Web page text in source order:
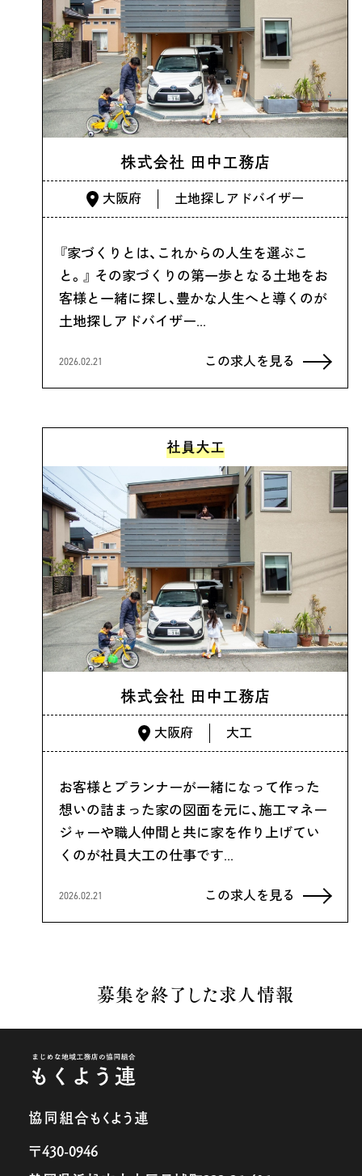
株式会社 田中工務店
大阪府 土地探しアドバイザー
『家づくりとは、これからの人生を選ぶこ
と。』 その家づくりの第一歩となる土地をお
客様と一緒に探し、豊かな人生へと導くのが
土地探しアドバイザー…
2026.02.21 この求人を見る
社員大工
株式会社 田中工務店
大阪府 大工
お客様とプランナーが一緒になって作った
想いの詰まった家の図面を元に、施工マネー
ジャーや職人仲間と共に家を作り上げてい
くのが社員大工の仕事です…
2026.02.21 この求人を見る
募集を終了した求人情報
協同組合もくよう連
〒430-0946